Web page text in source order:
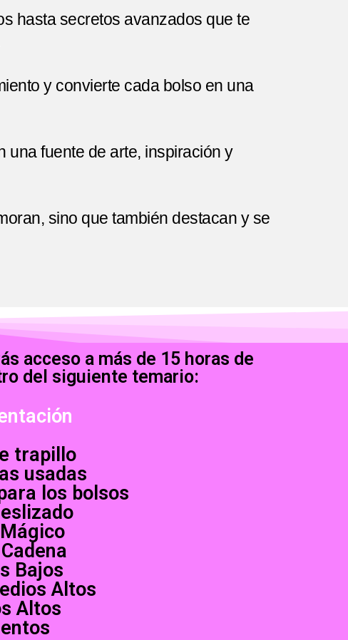
hasta secretos avanzados que te
y convierte cada bolso en una
una fuente de arte, inspiración y
sino que también destacan y se
acceso a más de 15 horas de
del siguiente temario:
trapillo
usadas
los bolsos
Bajos
Altos
Altos